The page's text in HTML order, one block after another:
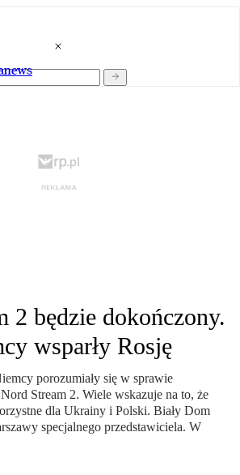
2 będzie dokończony.
wsparły Rosję
porozumiały się w sprawie
Stream 2. Wiele wskazuje na to, że
dla Ukrainy i Polski. Biały Dom
specjalnego przedstawiciela. W